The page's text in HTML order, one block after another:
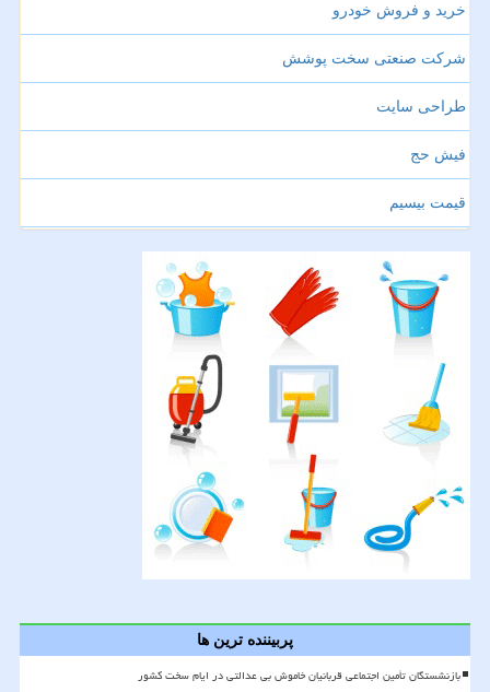
خرید و فروش خودرو
شرکت صنعتی سخت پوشش
طراحی سایت
فیش حج
قیمت بیسیم
پربیننده ترین ها
بازنشستگان تأمین اجتماعی قربانیان خاموش بی عدالتی در ایام سخت کشور